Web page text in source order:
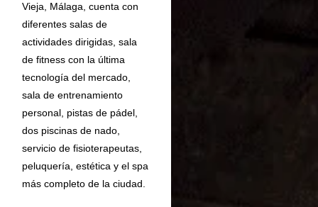
Vieja, Málaga, cuenta con
diferentes salas de
actividades dirigidas, sala
de fitness con la última
tecnología del mercado,
sala de entrenamiento
personal, pistas de pádel,
dos piscinas de nado,
servicio de fisioterapeutas,
peluquería, estética y el spa
más completo de la ciudad.